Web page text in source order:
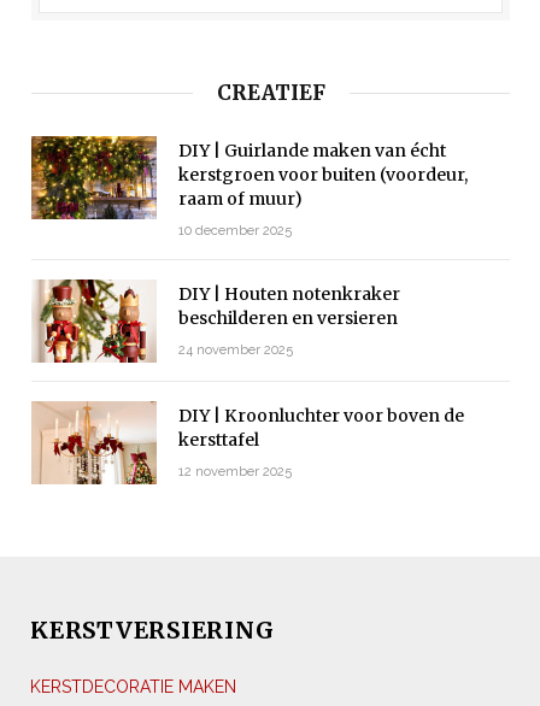
CREATIEF
DIY | Guirlande maken van écht
kerstgroen voor buiten (voordeur,
raam of muur)
10 december 2025
DIY | Houten notenkraker
beschilderen en versieren
24 november 2025
DIY | Kroonluchter voor boven de
kersttafel
12 november 2025
KERSTVERSIERING
KERSTDECORATIE MAKEN